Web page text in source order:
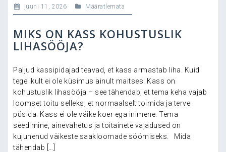
juuni 11, 2026 Määratlemata
MIKS ON KASS KOHUSTUSLIK
LIHASÖÖJA?
Paljud kassipidajad teavad, et kass armastab liha. Kuid
tegelikult ei ole küsimus ainult maitses. Kass on
kohustuslik lihasööja – see tähendab, et tema keha vajab
loomset toitu selleks, et normaalselt toimida ja terve
püsida. Kass ei ole väike koer ega inimene. Tema
seedimine, ainevahetus ja toitainete vajadused on
kujunenud väikeste saakloomade söömiseks. Mida
tähendab […]